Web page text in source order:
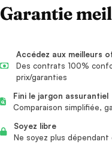
Garantie
Accédez aux meilleurs
Des contrats 100%
prix/garanties
Fini le jargon assurantiel
Comparaison simplifiée,
Soyez libre
Ne soyez plus dépendant